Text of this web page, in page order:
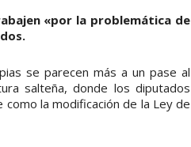
«por la problemática de
se parecen más a un pase al
salteña, donde los diputados
la modificación de la Ley de